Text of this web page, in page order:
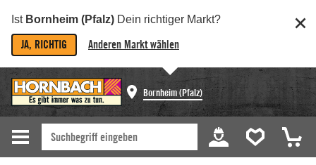
Ist Bornheim (Pfalz) Dein richtiger Markt?
JA, RICHTIG Anderen Markt wählen
Bornheim (Pfalz)